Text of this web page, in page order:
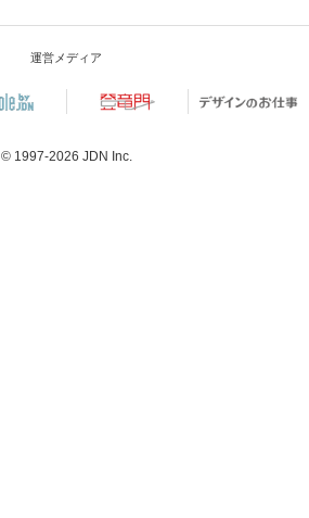
運営メディア
© 1997-2026 JDN Inc.